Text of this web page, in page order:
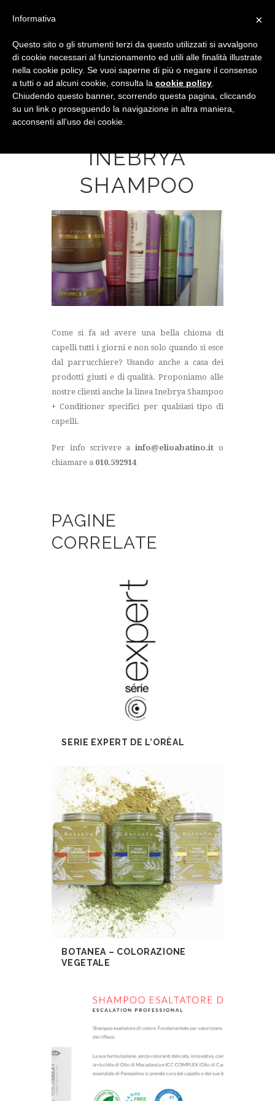
NUOVA LINEA
INEBRYA
SHAMPOO
Come si fa ad avere una bella chioma di
capelli tutti i giorni e non solo quando si esce
dal parrucchiere? Usando anche a casa dei
prodotti giusti e di qualità. Proponiamo alle
nostre clienti anche la linea Inebrya Shampoo
+ Conditioner specifici per qualsiasi tipo di
capelli.
Per info scrivere ainfo@elioabatino.it o
chiamare a 010.592914
PAGINE
CORRELATE
SERIE EXPERT DE L’ORÈAL
BOTANEA – COLORAZIONE
VEGETALE
×
Informativa
Questo sito o gli strumenti terzi da questo utilizzati si avvalgono
di cookie necessari al funzionamento ed utili alle finalità illustrate
nella cookie policy. Se vuoi saperne di più o negare il consenso
a tutti o ad alcuni cookie, consulta la cookie policy
Chiudendo questo banner, scorrendo questa pagina, cliccando
su un link o proseguendo la navigazione in altra maniera,
acconsenti all’uso dei cookie.